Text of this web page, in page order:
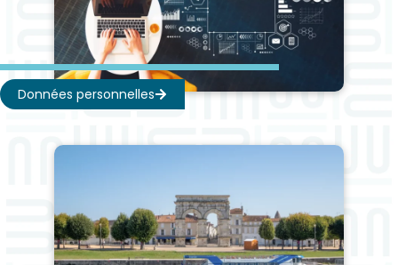
Données personnelles